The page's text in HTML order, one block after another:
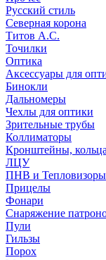
Русский стиль
Северная корона
Титов А.С.
Точилки
Оптика
Аксессуары для
Бинокли
Дальномеры
Чехлы для оптики
Зрительные трубы
Коллиматоры
Кронштейны, кольца
ЛЦУ
ПНВ и Тепловизоры
Прицелы
Фонари
Снаряжение
Пули
Гильзы
Порох